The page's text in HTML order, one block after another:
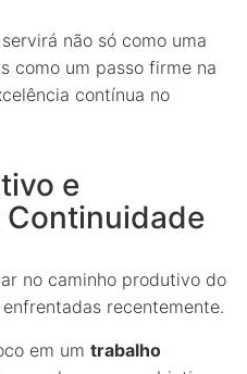
não só como uma
como um passo firme na
contínua no
e
Continuidade
no caminho produtivo do
recentemente.
em um trabalho